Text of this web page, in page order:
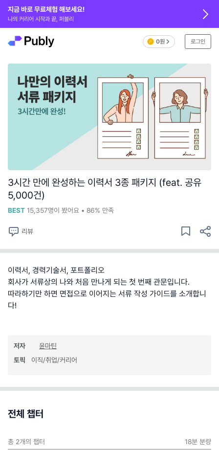
0원 로그인
지금 바로 무료체험 해보세요!
나의 커리어 시작과 끝, 퍼블리
3시간 만에 완성하는 이력서 3종 패키지 (feat. 공유
5,000건)
BEST 15,357명이 봤어요 • 86% 만족
리뷰
이력서, 경력기술서, 포트폴리오
회사가 서류상의 나와 처음 만나게 되는 첫 번째 관문입니다.
따라하기만 하면 면접으로 이어지는 서류 작성 가이드를 소개합니
다!
저자
윤마틴
토픽
이직/취업/커리어
전체 챕터
총 2개의 챕터 18분 분량